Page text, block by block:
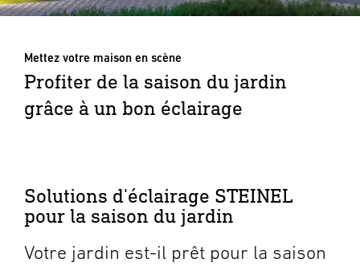
Mettez votre maison en scène
Profiter de la saison du jardin
grâce à un bon éclairage
Solutions d'éclairage STEINEL
pour la saison du jardin
Votre jardin est-il prêt pour la saison